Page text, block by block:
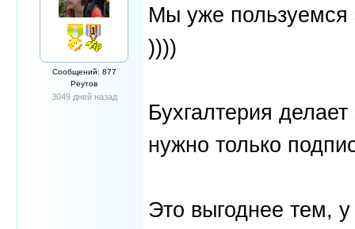
Сообщений: 877
Реутов
3049 дней назад
Мы уже
))))
Бухгалтерия
нужно только
Это выгоднее тем,